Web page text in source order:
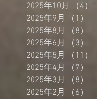
2025年10月
（4）
2025年9月
（1）
2025年8月
（8）
2025年6月
（3）
2025年5月
（11）
2025年4月
（7）
2025年3月
（8）
2025年2月
（6）